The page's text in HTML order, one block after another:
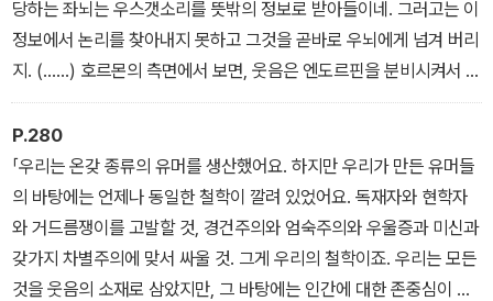
당하는 좌뇌는 우스갯소리를 뜻밖의 정보로 받아들이네. 그러고는 이
정보에서 논리를 찾아내지 못하고 그것을 곧바로 우뇌에게 넘겨 버리
지. (……) 호르몬의 측면에서 보면, 웃음은 엔도르핀을 분비시켜서 쾌
감을 가져다주고 고통을 덜어 주지. 웃음은 심장에도 영향을 미쳐. 때
로는 심장 박동이 아주 빨라질 수도 있어.」
P.280
「우리는 온갖 종류의 유머를 생산했어요. 하지만 우리가 만든 유머들
의 바탕에는 언제나 동일한 철학이 깔려 있었어요. 독재자와 현학자
와 거드름쟁이를 고발할 것, 경건주의와 엄숙주의와 우울증과 미신과
갖가지 차별주의에 맞서 싸울 것. 그게 우리의 철학이죠. 우리는 모든
것을 웃음의 소재로 삼았지만, 그 바탕에는 인간에 대한 존중심이 있